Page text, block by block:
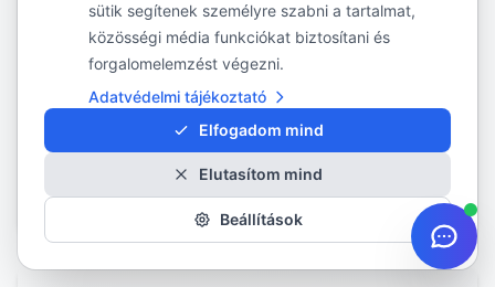
Falken
ZE310EC
A Falken ZE310EC egy középkategóriás nyári
gumiabroncs, amely a mindennapi használatra lett
tervezve. Az abroncs mintázata segíti a megfelelő
Méretek megtekintése
sütik segítenek személyre szabni a tartalmat,
közösségi média funkciókat biztosítani és
forgalomelemzést végezni.
Adatvédelmi tájékoztató
Elfogadom mind
Elutasítom mind
Beállítások